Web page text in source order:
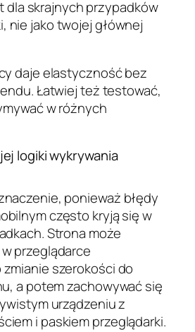
dla skrajnych przypadków
nie jako twojej głównej
daje elastyczność bez
Łatwiej też testować,
w różnych
logiki wykrywania
ponieważ błędy
często kryją się w
Strona może
przeglądarce
szerokości do
a potem zachowywać się
urządzeniu z
i paskiem przeglądarki.